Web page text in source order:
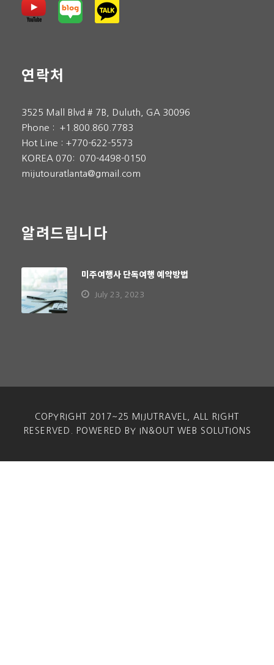
연락처
3525 Mall Blvd # 7B, Duluth, GA 30096
Phone : +1.800.860.7783
Hot Line : +770-622-5573
KOREA 070: 070-4498-0150
mijutouratlanta@gmail.com
알려드립니다
미주여행사 단독여행 예약방법
July 23, 2023
COPYRIGHT 2017~25 MIJUTRAVEL, ALL RIGHT
RESERVED. POWERED BY IN&OUT WEB SOLUTIONS